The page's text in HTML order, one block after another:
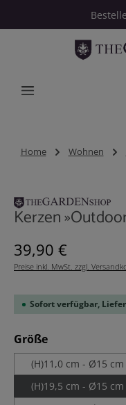
Zum Hauptinhalt
Home Wohnen
Kerzen
Regulärer Preis:
39,90 €
Preise inkl. MwSt. zzgl.
Sofort verfügbar,
Größeauswählen
(H)11,0 cm - Ø15
(H)19,5 cm - Ø15